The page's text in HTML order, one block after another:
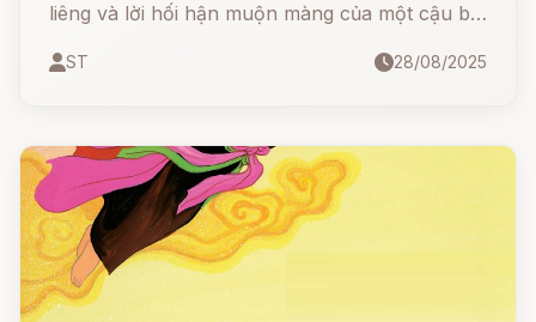
liêng và lời hối hận muộn màng của một cậu bé
ST 28/08/2025